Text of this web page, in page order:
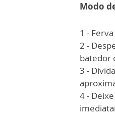
Modo
1 -
2 -
batedor
3 -
4 -